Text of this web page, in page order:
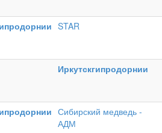
STAR
Иркутскгипродорнии
Сибирский медведь -
АДМ